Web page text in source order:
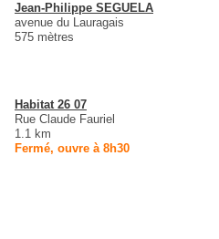
Jean-Philippe SEGUELA
avenue du Lauragais
575 mètres
Habitat 26 07
Rue Claude Fauriel
1.1 km
Fermé, ouvre à 8h30